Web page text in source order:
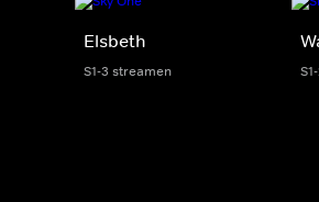
Elsbeth
S1-3 streamen